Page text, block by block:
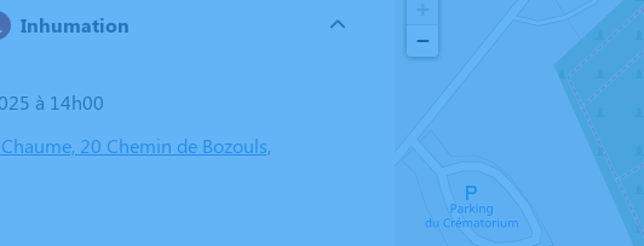
Inhumation
à 14h00
20 Chemin de Bozouls,
−